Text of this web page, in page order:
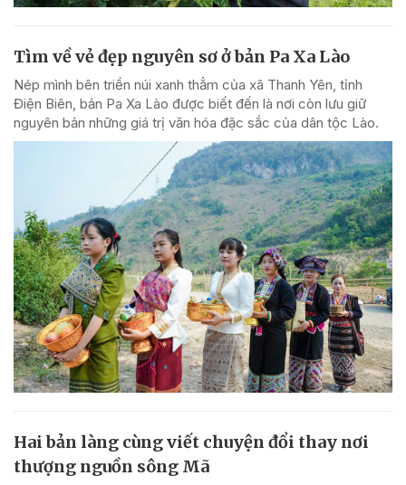
Tìm về vẻ đẹp nguyên sơ ở bản Pa Xa Lào
Nép mình bên triền núi xanh thẳm của xã Thanh Yên, tỉnh
Điện Biên, bản Pa Xa Lào được biết đến là nơi còn lưu giữ
nguyên bản những giá trị văn hóa đặc sắc của dân tộc Lào.
Hai bản làng cùng viết chuyện đổi thay nơi
thượng nguồn sông Mã